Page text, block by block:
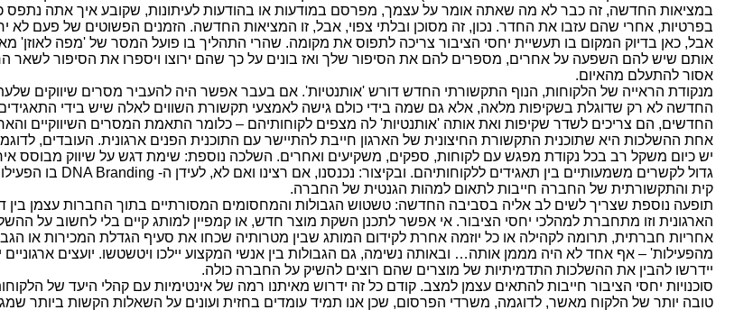
במציאות החדשה, זה כבר לא מה שאתה אומר על עצמך, מפרסם במודעות או בהודעות לעיתונות, שקובע איך אתה נתפס
בפרטיות, אחרי שהם עזבו את החדר. נכון, זה מסוכן ובלתי צפוי, אבל, זו המציאות החדשה. הזמנים הפשוטים של פעם לא
אבל, כאן בדיוק המקום בו תעשיית יחסי הציבור צריכה לתפוס את מקומה. שהרי התהליך בו פועל המסר של 'מפה לאוזן'
אותם שיש להם השפעה על אחרים, מספרים להם את הסיפור שלך ואז בונים על כך שהם ירוצו ויספרו את הסיפור לשאר
אסור להתעלם מהאיום.
מנקודת הראייה של הלקוחות, הנוף התקשורתי החדש דורש 'אותנטיות'. אם בעבר אפשר היה להעביר מסרים שיווקים
החדשה לא רק שדוגלת בשקיפות מלאה, אלא גם שמה בידי כולם גישה לאמצעי תקשורת השווים לאלה שיש בידי
החדשים, הם צריכים לשדר שקיפות ואת אותה 'אותנטיות' לה מצפים לקוחותיהם – כלומר התאמת המסרים השיווקיים
אחת ההשלכות היא שתוכנית התקשורת החיצונית של הארגון חייבת להתיישר עם התוכנית הפנים ארגונית. העובדים,
יש כיום משקל רב בכל נקודת מפגש עם לקוחות, ספקים, משקיעים ואחרים. השלכה נוספת: שימת דגש על שיווק מבוסס
גדול לקשרים משמעותיים בין תאגידים ללקוחותיהם. ובקיצור: נכנסנו, אם רצינו ואם לא, לעידן ה- DNA Branding
בו
קית והתקשורתית של החברה חייבות לתאום למהות הגנטית של החברה.
תופעה נוספת שצריך לשים לב אליה בסביבה החדשה: טשטוש הגבולות והמחסומים המסורתיים בתוך החברות עצמן בין
הארגונית וזו מתחברת למהלכי יחסי הציבור. אי אפשר לתכנן השקת מוצר חדש, או קמפיין למותג קיים בלי לחשוב על
אחריות חברתית, תרומה לקהילה או כל יוזמה אחרת לקידום המותג שבין מטרותיה שכחו את סעיף הגדלת המכירות או
מהפעילות' – אף אחד לא היה מממן אותה… ובאותה נשימה, גם הגבולות בין אנשי המקצוע יילכו ויטשטשו. יועצים ארגוניים
יידרשו להבין את ההשלכות התדמיתיות של מוצרים שהם רוצים להשיק על החברה כולה.
סוכנויות יחסי הציבור חייבות להתאים עצמן למצב. קודם כל זה ידרוש מאיתנו רמה של אינטימיות עם קהלי היעד של
טובה יותר של הלקוח מאשר, לדוגמה, משרדי הפרסום, שכן אנו תמיד עומדים בחזית ועונים על השאלות הקשות ביותר